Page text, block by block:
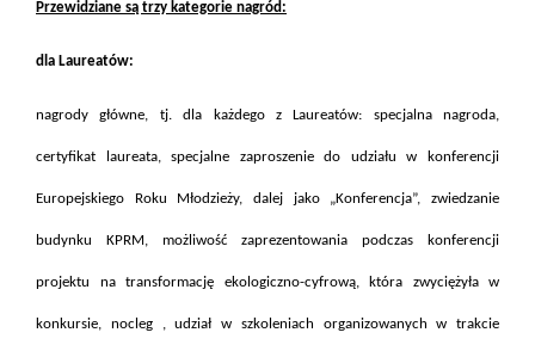
Przewidziane są trzy kategorie nagród:
dla Laureatów:
nagrody główne, tj. dla każdego z Laureatów: specjalna nagroda,
certyfikat laureata, specjalne zaproszenie do udziału w konferencji
Europejskiego Roku Młodzieży, dalej jako „Konferencja”, zwiedzanie
budynku KPRM, możliwość zaprezentowania podczas konferencji
projektu na transformację ekologiczno-cyfrową, która zwyciężyła w
konkursie, nocleg , udział w szkoleniach organizowanych w trakcie